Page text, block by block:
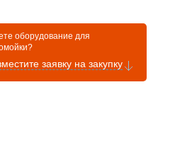
оборудование для
заявку на закупку